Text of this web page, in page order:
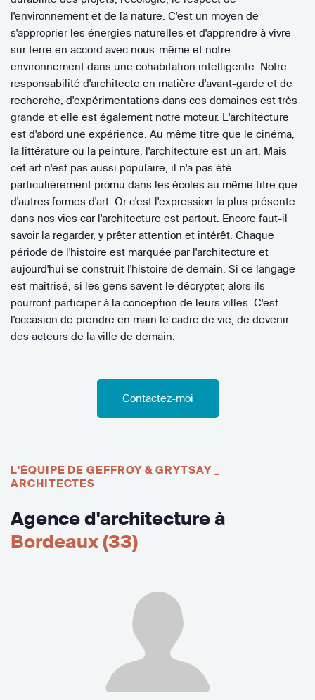
l'environnement et de la nature. C'est un moyen de
s'approprier les énergies naturelles et d'apprendre à vivre
sur terre en accord avec nous-même et notre
environnement dans une cohabitation intelligente. Notre
responsabilité d'architecte en matière d'avant-garde et de
recherche, d'expérimentations dans ces domaines est très
grande et elle est également notre moteur. L'architecture
est d'abord une expérience. Au même titre que le cinéma,
la littérature ou la peinture, l'architecture est un art. Mais
cet art n'est pas aussi populaire, il n'a pas été
particulièrement promu dans les écoles au même titre que
d'autres formes d'art. Or c'est l'expression la plus présente
dans nos vies car l'architecture est partout. Encore faut-il
savoir la regarder, y prêter attention et intérêt. Chaque
période de l'histoire est marquée par l'architecture et
aujourd'hui se construit l'histoire de demain. Si ce langage
est maîtrisé, si les gens savent le décrypter, alors ils
pourront participer à la conception de leurs villes. C'est
l'occasion de prendre en main le cadre de vie, de devenir
des acteurs de la ville de demain.
Contactez-moi
L'ÉQUIPE DE GEFFROY & GRYTSAY _
ARCHITECTES
Agence d'architecture à
Bordeaux (33)